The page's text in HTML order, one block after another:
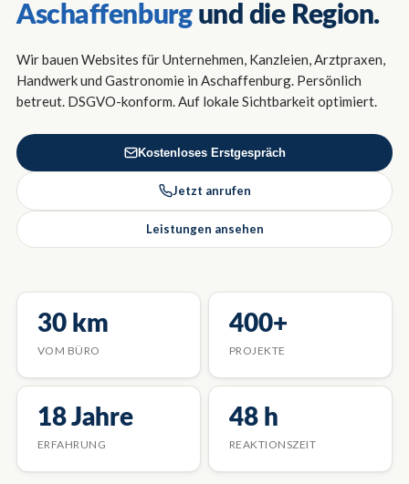
Aschaffenburgund die Region.
Wir bauen Websites für Unternehmen, Kanzleien, Arztpraxen,
Handwerk und Gastronomie in Aschaffenburg. Persönlich
betreut. DSGVO-konform. Auf lokale Sichtbarkeit optimiert.
Kostenloses Erstgespräch
Jetzt anrufen
Leistungen ansehen
30 km
VOM BÜRO
400+
PROJEKTE
18 Jahre
ERFAHRUNG
48 h
REAKTIONSZEIT